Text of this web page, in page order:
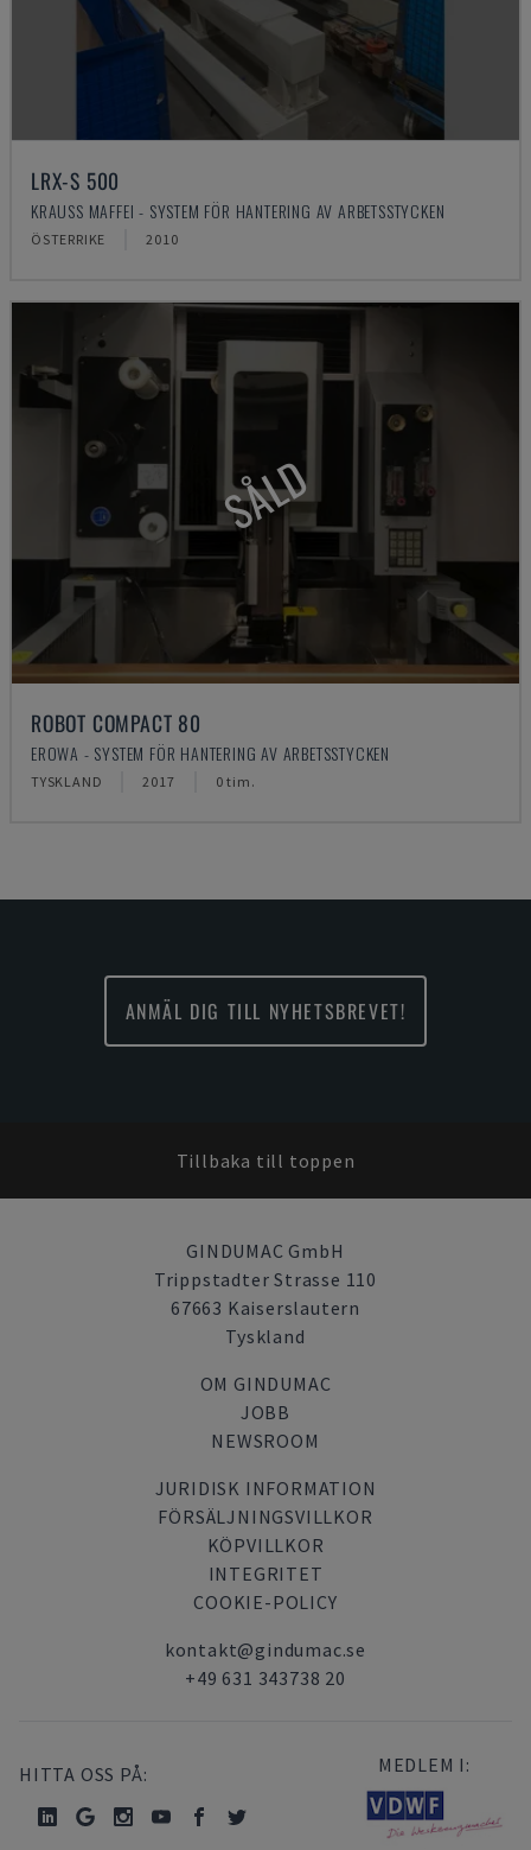
LRX-S 500
KRAUSS MAFFEI - SYSTEM FÖR HANTERING AV ARBETSSTYCKEN
ÖSTERRIKE 2010
SÅLD
ROBOT COMPACT 80
EROWA - SYSTEM FÖR HANTERING AV ARBETSSTYCKEN
TYSKLAND 2017 0 tim.
ANMÄL DIG TILL NYHETSBREVET!
Tillbaka till toppen
GINDUMAC GmbH
Trippstadter Strasse 110
67663 Kaiserslautern
Tyskland
OM GINDUMAC
JOBB
NEWSROOM
JURIDISK INFORMATION
FÖRSÄLJNINGSVILLKOR
KÖPVILLKOR
INTEGRITET
COOKIE-POLICY
kontakt@gindumac.se
+49 631 343738 20
HITTA OSS PÅ: MEDLEM I: